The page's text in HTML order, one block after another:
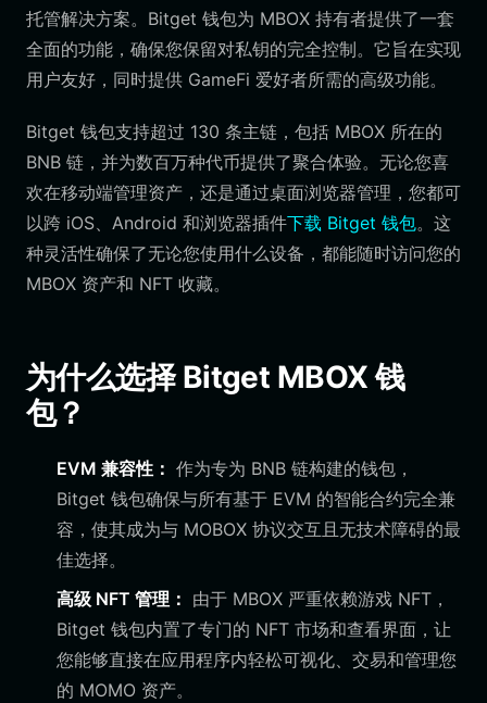
托管解决方案。Bitget 钱包为 MBOX 持有者提供了一套
全面的功能，确保您保留对私钥的完全控制。它旨在实现
用户友好，同时提供 GameFi 爱好者所需的高级功能。
Bitget 钱包支持超过 130 条主链，包括 MBOX 所在的
BNB 链，并为数百万种代币提供了聚合体验。无论您喜
欢在移动端管理资产，还是通过桌面浏览器管理，您都可
以跨 iOS、Android 和浏览器插件下载 Bitget 钱包。这
种灵活性确保了无论您使用什么设备，都能随时访问您的
MBOX 资产和 NFT 收藏。
为什么选择 Bitget MBOX 钱
包？
EVM 兼容性： 作为专为 BNB 链构建的钱包，
Bitget 钱包确保与所有基于 EVM 的智能合约完全兼
容，使其成为与 MOBOX 协议交互且无技术障碍的最
佳选择。
高级 NFT 管理： 由于 MBOX 严重依赖游戏 NFT，
Bitget 钱包内置了专门的 NFT 市场和查看界面，让
您能够直接在应用程序内轻松可视化、交易和管理您
的 MOMO 资产。